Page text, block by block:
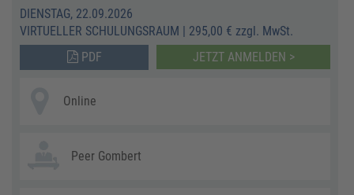
DIENSTAG, 22.09.2026
VIRTUELLER SCHULUNGSRAUM | 295,00 € zzgl. MwSt.
PDF
JETZT ANMELDEN >
Online
Peer Gombert